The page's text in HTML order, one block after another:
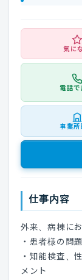
気に
電話で
事業所
仕事内容
外来、病棟に
・患者様の問
・知能検査、
メント